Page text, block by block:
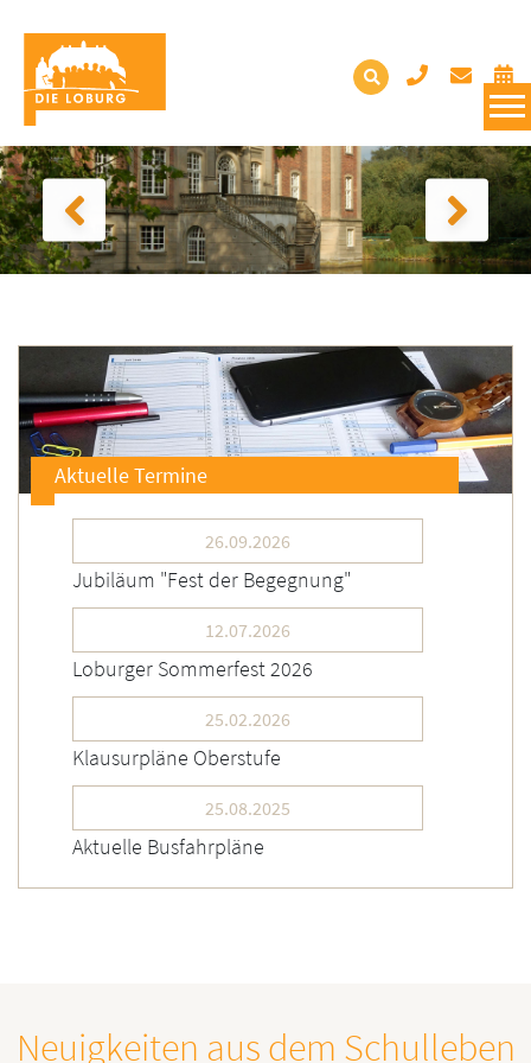
Aktuelle Termine
26.09.2026
Jubiläum "Fest der Begegnung"
12.07.2026
Loburger Sommerfest 2026
25.02.2026
Klausurpläne Oberstufe
25.08.2025
Aktuelle Busfahrpläne
Neuigkeiten aus dem Schulleben